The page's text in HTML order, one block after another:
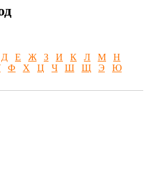
Д Е Ж З И К Л М
Н
Ф Х Ц Ч Ш Щ Э
Ю